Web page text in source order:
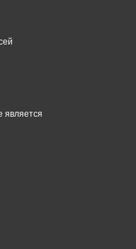
является